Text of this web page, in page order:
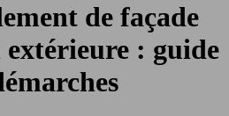
de façade
extérieure : guide